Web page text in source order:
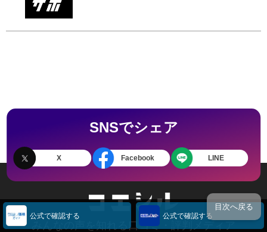
公式で確認する 公式で確認する
てください。
SNSでシェア
X Facebook LINE
みんなの声を知れる口コミ・評判メディア
目次へ戻る